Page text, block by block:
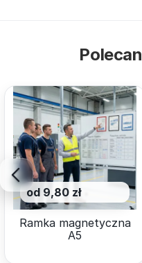
od 9,80 zł
Ramka magnetyczna
A5